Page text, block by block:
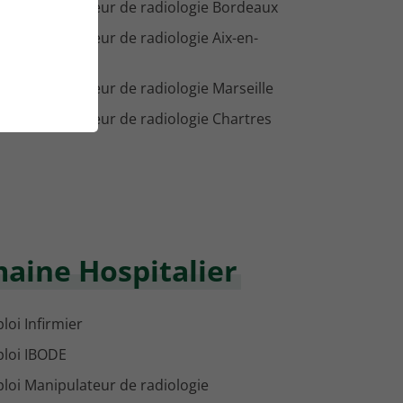
Manipulateur de radiologie Bordeaux
Manipulateur de radiologie Aix-en-
Manipulateur de radiologie Marseille
Manipulateur de radiologie Chartres
Hospitalier
Infirmier
IBODE
Manipulateur de radiologie